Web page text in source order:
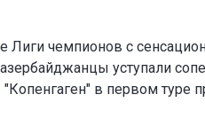
Лиги чемпионов с
уступали
в первом туре